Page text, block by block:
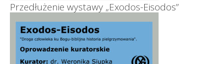
Przedłużenie wystawy „Exodos-Eisodos”